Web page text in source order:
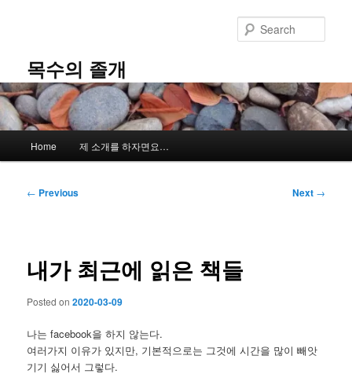
content목수의 졸개
Home 제 소개를 하자면요…
Post
← Previous Next →
내가 최근에 읽은 책들
Posted on2020-03-09
나는 facebook을 하지 않는다.
여러가지 이유가 있지만, 기본적으로는 그것에 시간을 많이 빼앗
기기 싫어서 그렇다.